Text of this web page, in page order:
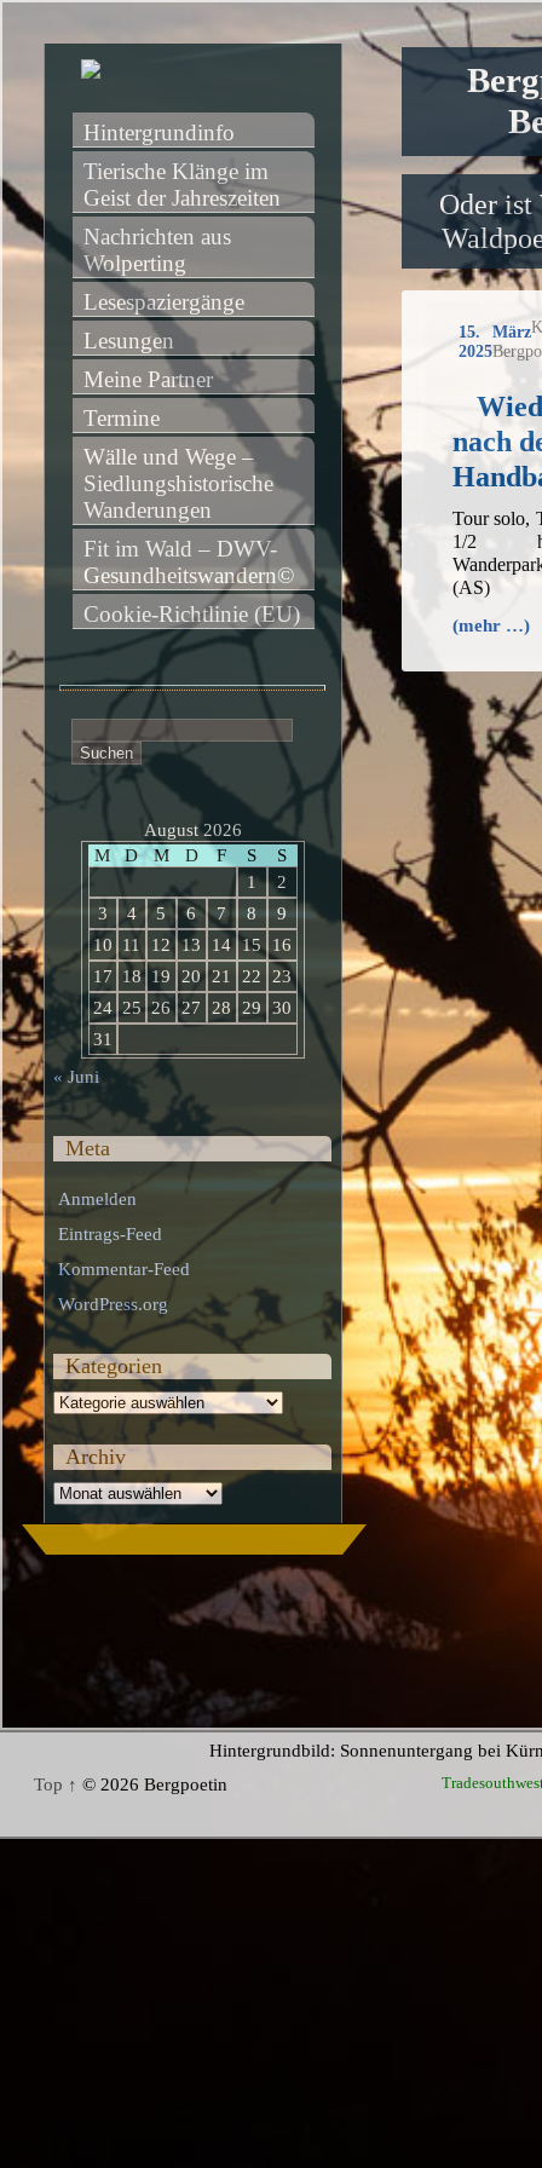
Oder ist
15. März
2025
nach
Tour solo,
1/2 h,
(AS)
(mehr …)
Hintergrundinfo
Tierische Klänge im
Geist der Jahreszeiten
Nachrichten aus
Wolperting
Lesespaziergänge
Lesungen
Meine Partner
Termine
Wälle und Wege –
Siedlungshistorische
Wanderungen
Fit im Wald – DWV-
Gesundheitswandern©
Cookie-Richtlinie (EU)
nach:
August 2026
M
D M D F S
S
1
2
3
4 5 6 7 8
9
10
11 12 13 14 15
16
17
18 19 20 21 22
23
24 25 26 27 28 29
30
31
« Juni
Meta
Anmelden
Eintrags-Feed
Kommentar-Feed
WordPress.org
Kategorien
Kategorien
Archiv
Archiv
Hintergrundbild: Sonnenuntergang bei
Top ↑ © 2026 Bergpoetin